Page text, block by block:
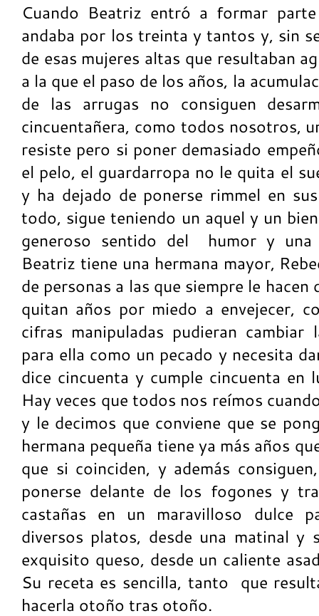
Cuando Beatriz entró a formar
andaba por los treinta y tantos y, sin
de esas mujeres altas que resultaban
a la que el paso de los años, la
de las arrugas no consiguen
cincuentañera, como todos nosotros,
resiste pero si poner demasiado
el pelo, el guardarropa no le quita el
y ha dejado de ponerse rimmel en
todo, sigue teniendo un aquel y un
generoso sentido del humor y una
Beatriz tiene una hermana mayor,
de personas a las que siempre le
quitan años por miedo a envejecer,
cifras manipuladas pudieran cambiar
para ella como un pecado y necesita
dice cincuenta y cumple cincuenta en
Hay veces que todos nos reímos
y le decimos que conviene que se
hermana pequeña tiene ya más años
que si coinciden, y además
ponerse delante de los fogones y
castañas en un maravilloso dulce
diversos platos, desde una matinal y
exquisito queso, desde un caliente
Su receta es sencilla, tanto que
hacerla otoño tras otoño.